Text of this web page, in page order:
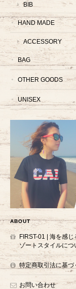
BIB
HAND MADE
ACCESSORY
BAG
OTHER GOODS
UNISEX
ABOUT
FIRST-01 | 海を感
ゾートスタイルにつ
特定商取引法に基づ
お問い合わせ